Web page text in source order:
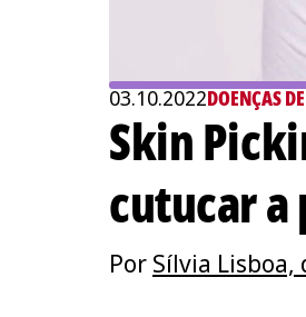
03.10.2022DOENÇAS
Skin
cutucar a
Por Sílvia Lisboa,